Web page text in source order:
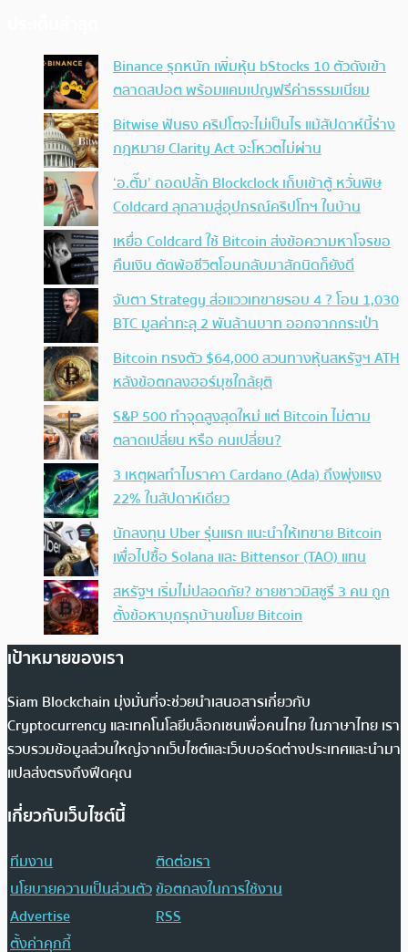
Binance รุกหนัก เพิ่มหุ้น bStocks 10 ตัวดังเข้า
ตลาดสปอต พร้อมแคมเปญฟรีค่าธรรมเนียม
Bitwise ฟันธง คริปโตจะไม่เป็นไร แม้สัปดาห์นี้ร่าง
กฎหมาย Clarity Act จะโหวตไม่ผ่าน
‘อ.ตั๊ม’ ถอดปลั้ก Blockclock เก็บเข้าตู้ หวั่นพิษ
Coldcard ลุกลามสู่อุปกรณ์คริปโทฯ ในบ้าน
เหยื่อ Coldcard ใช้ Bitcoin ส่งข้อความหาโจรขอ
คืนเงิน ตัดพ้อชีวิตโอนกลับมาสักนิดก็ยังดี
จับตา Strategy ส่อแววเทขายรอบ 4 ? โอน 1,030
BTC มูลค่าทะลุ 2 พันล้านบาท ออกจากกระเป๋า
Bitcoin ทรงตัว $64,000 สวนทางหุ้นสหรัฐฯ ATH
หลังข้อตกลงฮอร์มุซใกล้ยุติ
S&P 500 ทำจุดสูงสุดใหม่ แต่ Bitcoin ไม่ตาม
ตลาดเปลี่ยน หรือ คนเปลี่ยน?
3 เหตุผลทำไมราคา Cardano (Ada) ถึงพุ่งแรง
22% ในสัปดาห์เดียว
นักลงทุน Uber รุ่นแรก แนะนำให้เทขาย Bitcoin
เพื่อไปซื้อ Solana และ Bittensor (TAO) แทน
สหรัฐฯ เริ่มไม่ปลอดภัย? ชายชาวมิสซูรี 3 คน ถูก
ตั้งข้อหาบุกรุกบ้านขโมย Bitcoin
เป้าหมายของเรา
Siam Blockchain มุ่งมั่นที่จะช่วยนำเสนอสารเกี่ยวกับ
Cryptocurrency และเทคโนโลยีบล็อกเชนเพื่อคนไทย ในภาษาไทย เรา
รวบรวมข้อมูลส่วนใหญ่จากเว็บไซต์และเว็บบอร์ดต่างประเทศและนำมา
แปลส่งตรงถึงฟีดคุณ
เกี่ยวกับเว็บไซต์นี้
ทีมงาน
ติดต่อเรา
นโยบายความเป็นส่วนตัวข้อตกลงในการใช้งาน
Advertise
RSS
ตั้งค่าคุกกี้